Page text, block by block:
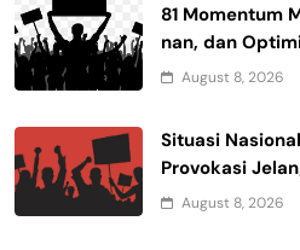
81 Momentum
nan, dan
August 8, 2026
Situasi
Provokasi
August 8, 2026